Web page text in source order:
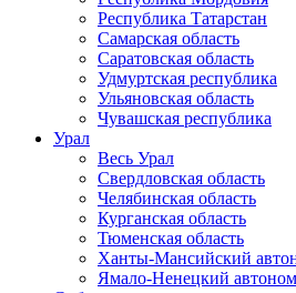
Республика Татарстан
Самарская область
Саратовская область
Удмуртская республика
Ульяновская область
Чувашская республика
Урал
Весь Урал
Свердловская область
Челябинская область
Курганская область
Тюменская область
Ханты-Мансийский
Ямало-Ненецкий